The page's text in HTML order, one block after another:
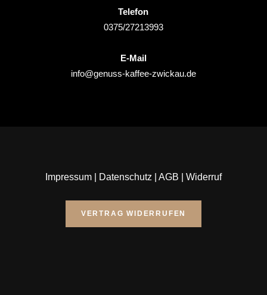
Telefon
0375/27213993
E-Mail
info@genuss-kaffee-zwickau.de
Impressum| Datenschutz| AGB Widerruf
VERTRAG WIDERRUFEN